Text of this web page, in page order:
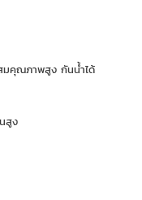
มคุณภาพสูง กันน้ำได้
สูง